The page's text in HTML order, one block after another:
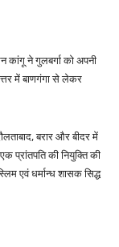
कांगू ने गुलबर्गा को अपनी
में बाणगंगा से लेकर
बरार और बीदर में
प्रांतपति की नियुक्ति की
एवं धर्मान्ध शासक सिद्ध